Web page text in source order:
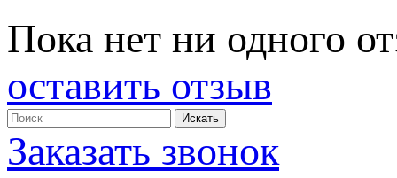
Пока нет ни одного
оставить отзыв
Заказать звонок